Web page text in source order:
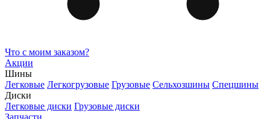
Что с моим заказом?
Акции
Шины
Легковые Легкогрузовые Грузовые Сельхозшины Спецшины
Диски
Легковые диски Грузовые диски
Запчасти